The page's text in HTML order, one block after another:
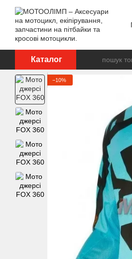
Перейти до основного контенту
Каталог
−10%